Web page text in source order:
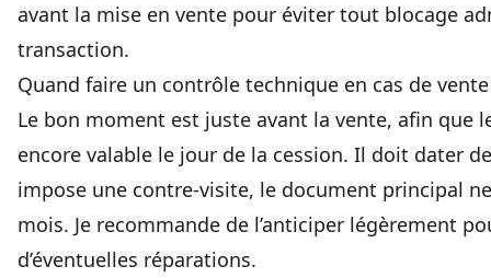
avant la mise en vente pour éviter tout blocage
transaction.
Quand faire un contrôle technique en cas de vente
Le bon moment est juste avant la vente, afin que
encore valable le jour de la cession. Il doit dater
impose une contre-visite, le document principal
mois. Je recommande de l’anticiper légèrement
d’éventuelles réparations.